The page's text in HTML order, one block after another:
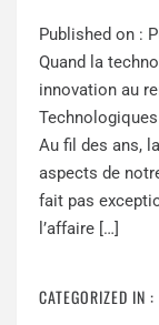
Published on :
Quand la
innovation au
Au fil des ans,
aspects de
fait pas
l’affaire […]
CATEGORIZED IN :